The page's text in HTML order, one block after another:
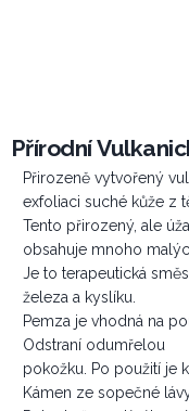
Přírodní
Přirozeně vytvořený
exfoliaci suché kůže z
Tento přirozený, ale
obsahuje mnoho
Je to terapeutická
železa a kyslíku.
Pemza je vhodná na
Odstraní odumřelou
pokožku. Po použití je
Kámen ze sopečné